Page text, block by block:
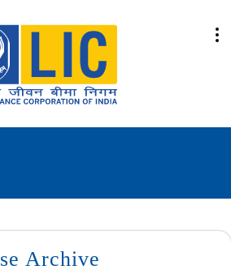
Archive